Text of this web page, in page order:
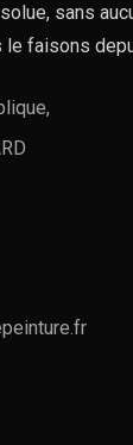
sans
faisons